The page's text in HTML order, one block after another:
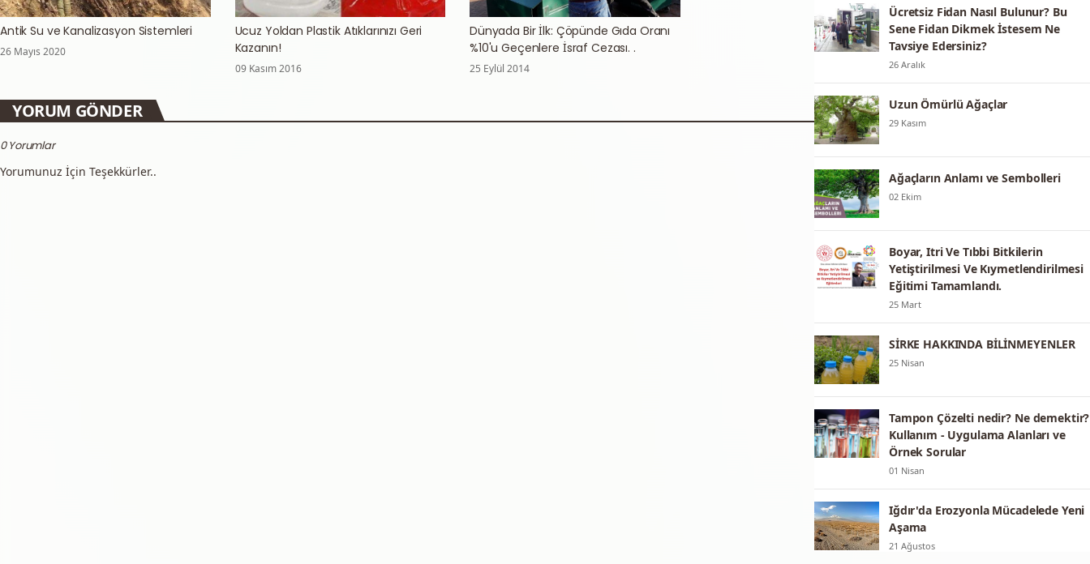
Antik Su ve Kanalizasyon Sistemleri
26 Mayıs 2020
Ucuz Yoldan Plastik Atıklarınızı Geri
Kazanın!
09 Kasım 2016
Dünyada Bir İlk: Çöpünde Gıda Oranı
%10'u Geçenlere İsraf Cezası. .
25 Eylül 2014
YORUM GÖNDER
0 Yorumlar
Yorumunuz İçin Teşekkürler..
Ücretsiz Fidan Nasıl Bulunur? Bu
Sene Fidan Dikmek İstesem Ne
Tavsiye Edersiniz?
26 Aralık
Uzun Ömürlü Ağaçlar
29 Kasım
Ağaçların Anlamı ve Sembolleri
02 Ekim
Boyar, Itri Ve Tıbbi Bitkilerin
Yetiştirilmesi Ve Kıymetlendirilmesi
Eğitimi Tamamlandı.
25 Mart
SİRKE HAKKINDA BİLİNMEYENLER
25 Nisan
Tampon Çözelti nedir? Ne demektir?
Kullanım - Uygulama Alanları ve
Örnek Sorular
01 Nisan
Iğdır'da Erozyonla Mücadelede Yeni
Aşama
21 Ağustos